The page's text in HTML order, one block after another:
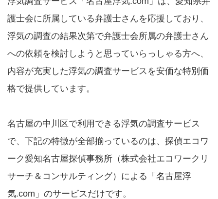
護士会に所属している弁護士さんを応援しており、
浮気の調査の結果次第で弁護士会所属の弁護士さん
への依頼を検討しようと思っていらっしゃる方へ、
内容が充実した浮気の調査サービスを安価な特別価
格で提供しています。
名古屋の中川区で利用できる浮気の調査サービス
で、下記の特徴が全部揃っているのは、探偵エコワ
ーク愛知名古屋探偵事務所（株式会社エコワークリ
サーチ＆コンサルティング）による「名古屋浮
気.com」のサービスだけです。